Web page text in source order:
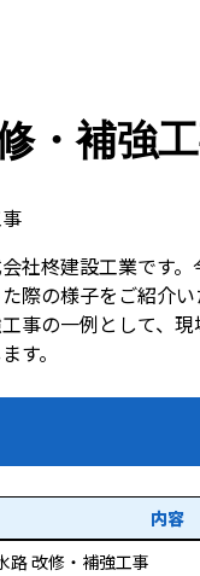
・補強
社柊建設工業です
際の様子をご紹介
事の一例として、
す。
内容
路 改修・補強工事